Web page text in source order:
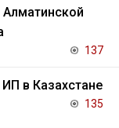
Алматинской
137
в Казахстане
135